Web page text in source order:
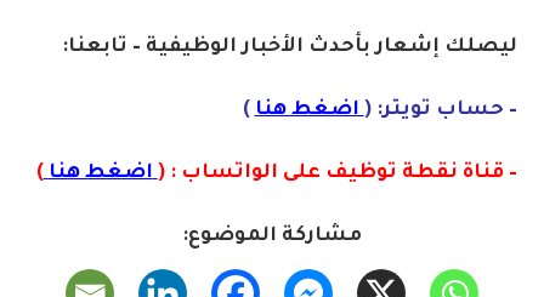
ليصلك إشعاربأحدث الأخبار الوظيفية – تابعنا:
– حساب تويتر: ( اضغط هنا )
– قناة نقطة توظيف على الواتساب : ( اضغط هنا )
مشاركة الموضوع: